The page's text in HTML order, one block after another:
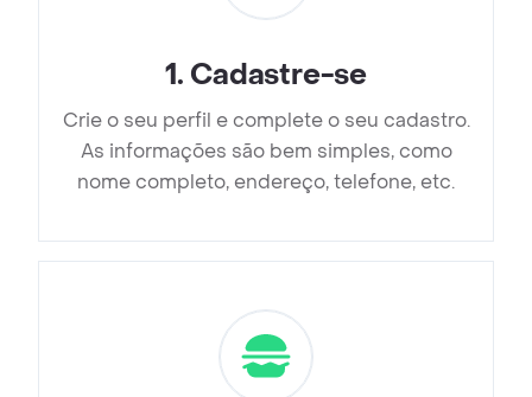
1. Cadastre-se
Crie o seu perfil e complete o seu cadastro.
As informações são bem simples, como
nome completo, endereço, telefone, etc.